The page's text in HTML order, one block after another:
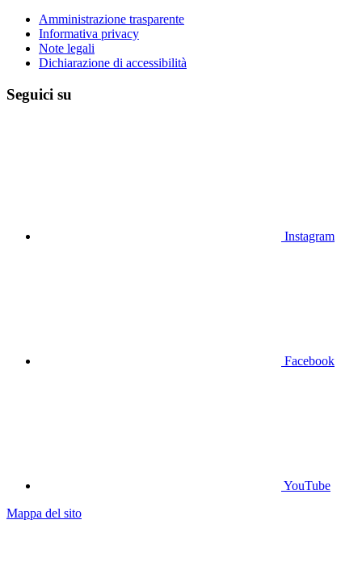
Amministrazione trasparente
Informativa privacy
Note legali
Dichiarazione di accessibilità
Seguici su
Instagram
Facebook
YouTube
Mappa del sito